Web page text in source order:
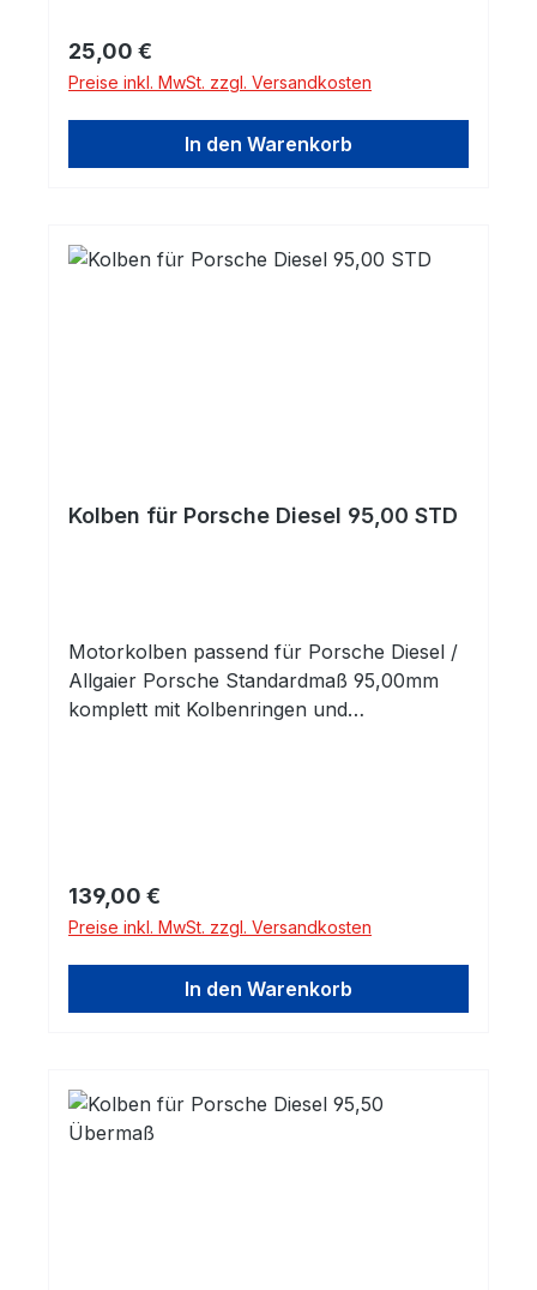
Regulärer Preis:
25,00 €
Preise inkl. MwSt. zzgl. Versandkosten
In den Warenkorb
Kolben für Porsche Diesel 95,00 STD
Motorkolben passend für Porsche Diesel /
Allgaier Porsche Standardmaß 95,00mm
komplett mit Kolbenringen und
Regulärer Preis:
139,00 €
Preise inkl. MwSt. zzgl. Versandkosten
In den Warenkorb